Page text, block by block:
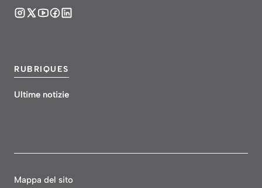
RUBRIQUES
Ultime notizie
Mappa del sito